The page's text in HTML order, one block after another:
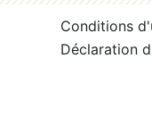
Conditions
Déclaration